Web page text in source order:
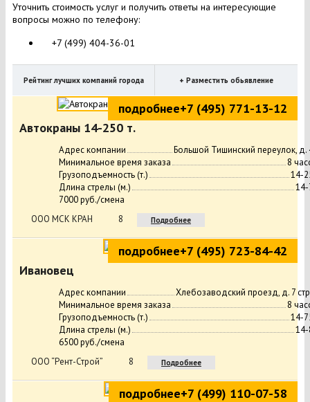
Уточнить стоимость услуг и получить ответы на интересующие
вопросы можно по телефону:
+7 (499) 404-36-01
Рейтинг лучших компаний города + Разместить обьявление
Автокраны 14-250 т.
подробнее+7 (495) 771-13-12
Адрес компании
Большой Тишинский переулок, д.
Минимальное время заказа
8
Грузоподъемность (т.)
14-
Длина стрелы (м.)
7000 руб./смена
ООО МСК КРАН
8 Подробнее
Ивановец
подробнее+7 (495) 723-84-42
Адрес компании
Хлебозаводский проезд, д. 7
Минимальное время заказа
8
Грузоподъемность (т.)
14-
Длина стрелы (м.)
6500 руб./смена
ООО “Рент-Строй”
8 Подробнее
подробнее+7 (499) 110-07-58